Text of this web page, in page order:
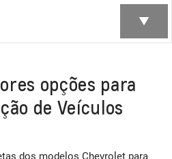
opções para
de Veículos